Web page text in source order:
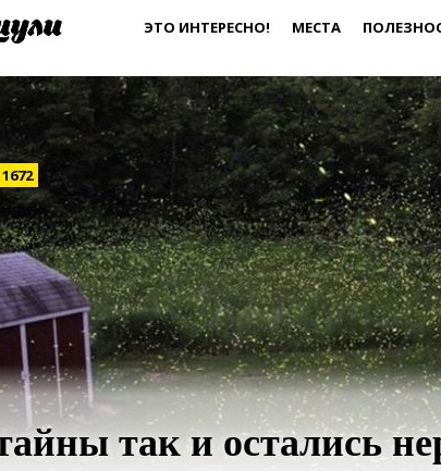
ЭТО ИНТЕРЕСНО! МЕСТА
так и остались